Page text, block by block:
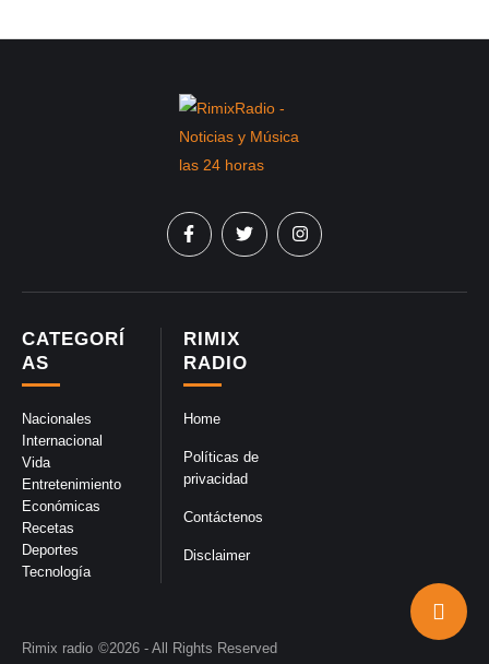
RIMIX
RADIO
Home
Políticas de
privacidad
Contáctenos
Disclaimer
CATEGORÍ
AS
Nacionales
Internacional
Vida
Entretenimiento
Económicas
Recetas
Deportes
Tecnología
Rimix radio ©2026 - All Rights Reserved